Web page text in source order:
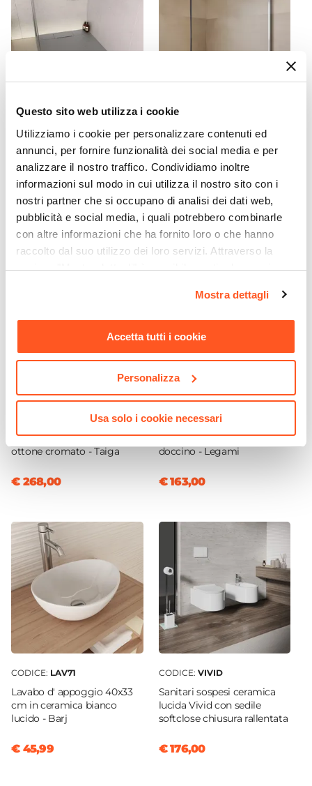
Questo sito web utilizza i cookie
Utilizziamo i cookie per personalizzare contenuti ed
annunci, per fornire funzionalità dei social media e per
analizzare il nostro traffico. Condividiamo inoltre
informazioni sul modo in cui utilizza il nostro sito con i
nostri partner che si occupano di analisi dei dati web,
pubblicità e social media, i quali potrebbero combinarle
con altre informazioni che ha fornito loro o che hanno
raccolto dal suo utilizzo dei loro servizi. Attraverso la
sezione "Mostra dettagli" è possibile gestire le proprie
momento. Per maggiori informazioni si invita a leggere la
nostraCookie Policy.
Mostra dettagli
Accetta tutti i cookie
Personalizza
Usa solo i cookie necessari
Si
Regolazione Larghezza
Braccio Di Sostegno
Riducibile da 100 fino a 50 cm| Incluso
Piatto doccia 100x70 in
resina effetto pietra ardesia
grigio - Kalf
€ 102,00
Set incasso doccia con
braccio doccia 35 cm e
soffione 25x15 cm cromo –
Fusion
€ 72,00
CODICE:TAIGA
Colonna doccia telescopica
miscelatore termostatico
ottone cromato - Taiga
€ 268,00
CODICE:LGM-PC
Pannello doccia in alluminio
cromo con deviatore e
doccino - Legami
€ 163,00
CODICE: LAV71
Lavabo d' appoggio 40x33
cm in ceramica bianco
lucido - Barj
€ 45,99
CODICE: VIVID
Sanitari sospesi ceramica
lucida Vivid con sedile
softclose chiusura rallentata
€ 176,00